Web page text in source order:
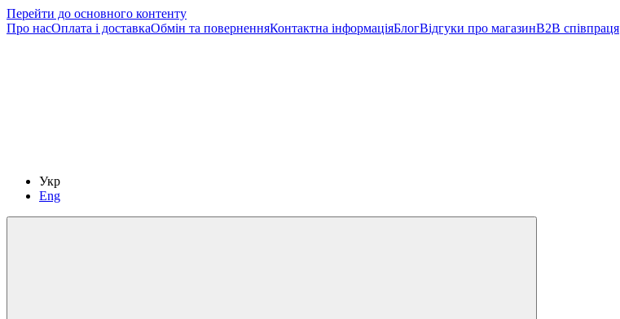
Перейти до основного контенту
Про насОплата і доставкаОбмін та поверненняКонтактна інформаціяБлогВідгуки про магазинB2B співпраця
Укр
Eng